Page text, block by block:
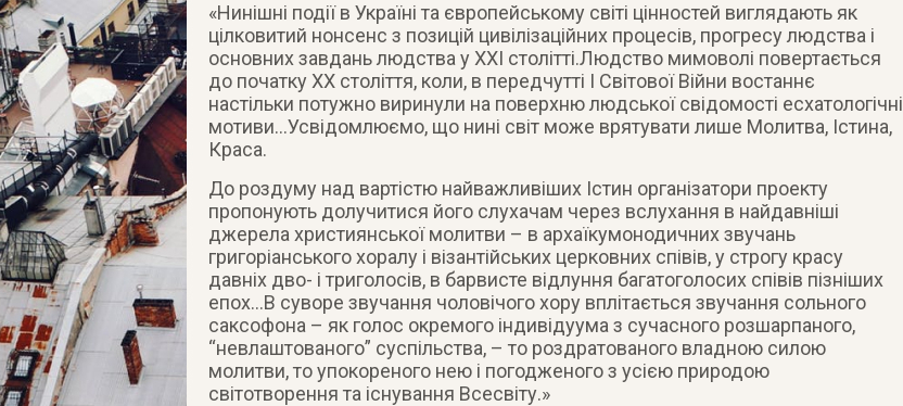
«Нинішні події в Україні та європейському світі цінностей виглядають як
цілковитий нонсенс з позицій цивілізаційних процесів, прогресу людства і
основних завдань людства у ХХІ столітті.Людство мимоволі повертається
до початку ХХ століття, коли, в передчутті І Світової Війни востаннє
настільки потужно виринули на поверхню людської свідомості есхатологічні
мотиви…Усвідомлюємо, що нині світ може врятувати лише Молитва, Істина,
Краса.
До роздуму над вартістю найважливіших Істин організатори проекту
пропонують долучитися його слухачам через вслухання в найдавніші
джерела християнської молитви – в архаїкумонодичних звучань
григоріанського хоралу і візантійських церковних співів, у строгу красу
давніх дво- і триголосів, в барвисте відлуння багатоголосих співів пізніших
епох…В суворе звучання чоловічого хору вплітається звучання сольного
саксофона – як голос окремого індивідуума з сучасного розшарпаного,
“невлаштованого” суспільства, – то роздратованого владною силою
молитви, то упокореного нею і погодженого з усією природою
світотворення та існування Всесвіту.»